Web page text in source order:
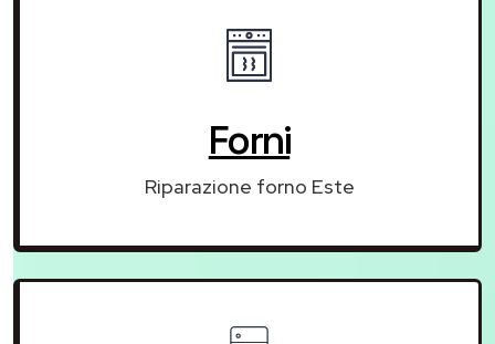
Forni
Riparazione forno Este